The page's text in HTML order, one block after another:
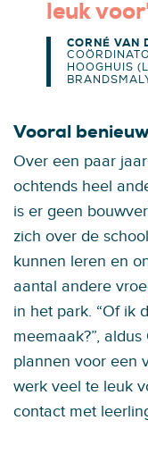
leuk
CORNÉ VAN
HOOGHUIS
Vooral
Over een paar
ochtends heel
is er geen
zich over de
kunnen leren en
aantal andere
in het park. “Of ik
meemaak?”,
plannen voor een
werk veel te leuk
contact met